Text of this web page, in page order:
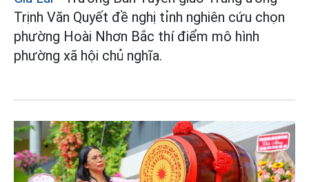
Trịnh Văn Quyết đề nghị tỉnh nghiên cứu chọn
phường Hoài Nhơn Bắc thí điểm mô hình
phường xã hội chủ nghĩa.